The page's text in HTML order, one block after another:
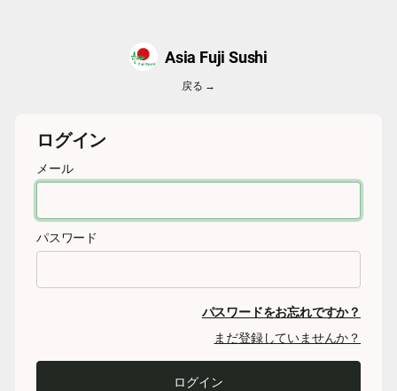
Asia Fuji Sushi
戻る →
ログイン
メール
パスワード
パスワードをお忘れですか？
まだ登録していませんか？
ログイン